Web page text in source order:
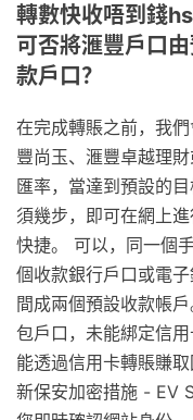
轉數快收唔到錢
可否將滙豐戶口
款戶口？
在完成轉賬之前，我
豐尚玉、滙豐卓越理
匯率，當達到預設的
須幾步，即可在網上
快捷。 可以，同一個
個收款銀行戶口或電
間成兩個預設收款帳
包戶口，未能綁定信
能透過信用卡轉賬賺
新保安加密措施 - EV